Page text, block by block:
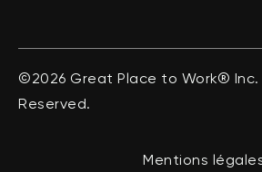
©2026 Great Place to Work® Inc.
Reserved.
Mentions